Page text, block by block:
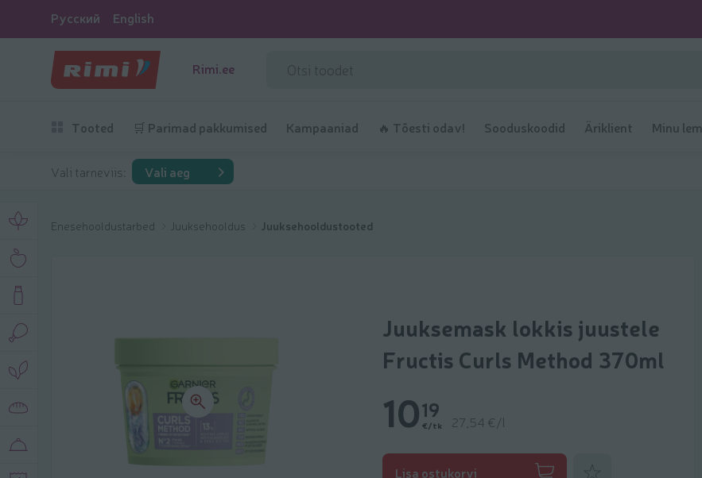
Русский English
Rimi.ee
Tooted 🛒 Parimad pakkumised Kampaaniad 🔥 Tõesti odav! Sooduskoodid Äriklient Minu
Vali tarneviis: Vali aeg
Enesehooldustarbed Juuksehooldus Juuksehooldustooted
Juuksemask lokkis juustele
Fructis Curls Method 370ml
1019
€/tk 27,54 €/l
Lisa ostukorvi